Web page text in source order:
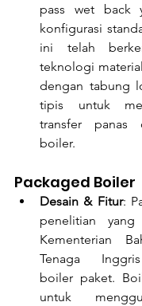
pass wet back
konfigurasi
ini telah
teknologi
dengan tabung
tipis untuk
transfer panas
boiler.
Packaged Boiler
Desain & Fitur:
penelitian
Kementerian
Tenaga
boiler paket.
untuk